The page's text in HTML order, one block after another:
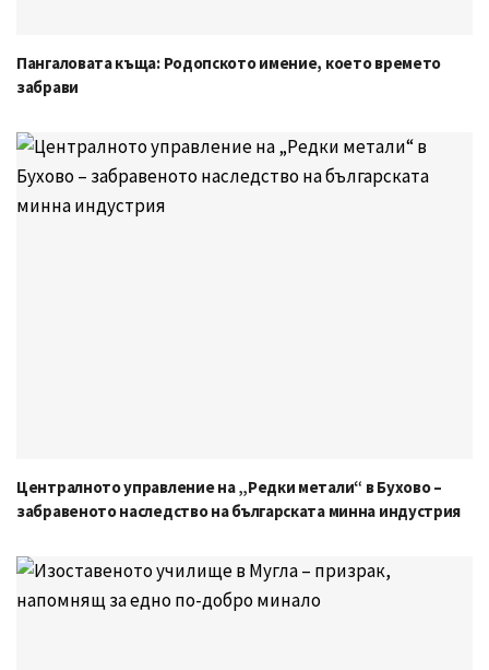
Пангаловата къща: Родопското имение, което времето
забрави
Централното управление на „Редки метали“ в Бухово –
забравеното наследство на българската минна индустрия